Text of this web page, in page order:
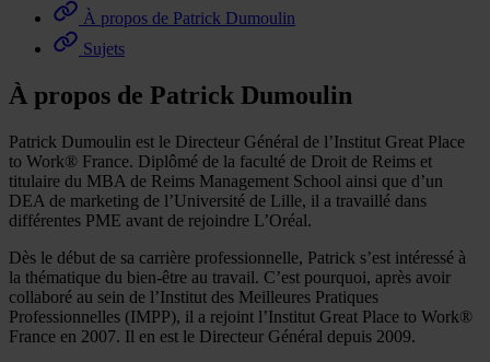
À propos de Patrick Dumoulin
Sujets
À propos de Patrick Dumoulin
Patrick Dumoulin est le Directeur Général de l’Institut Great Place
to Work® France. Diplômé de la faculté de Droit de Reims et
titulaire du MBA de Reims Management School ainsi que d’un
DEA de marketing de l’Université de Lille, il a travaillé dans
différentes PME avant de rejoindre L’Oréal.
Dès le début de sa carrière professionnelle, Patrick s’est intéressé à
la thématique du bien-être au travail. C’est pourquoi, après avoir
collaboré au sein de l’Institut des Meilleures Pratiques
Professionnelles (IMPP), il a rejoint l’Institut Great Place to Work®
France en 2007. Il en est le Directeur Général depuis 2009.